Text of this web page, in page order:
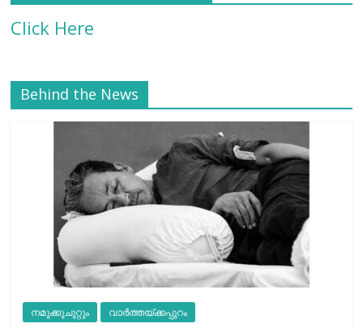
Click Here
Behind the News
നമുക്കുചുറ്റും വാർത്തയ്ക്കപ്പുറം